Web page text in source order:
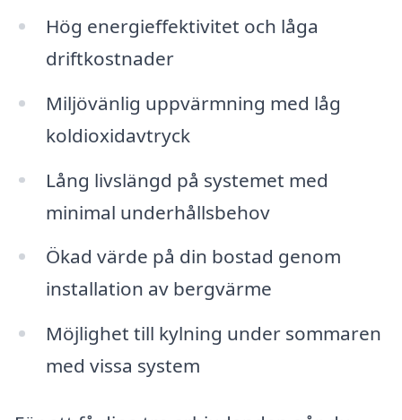
Hög energieffektivitet och låga
driftkostnader
Miljövänlig uppvärmning med låg
koldioxidavtryck
Lång livslängd på systemet med
minimal underhållsbehov
Ökad värde på din bostad genom
installation av bergvärme
Möjlighet till kylning under sommaren
med vissa system